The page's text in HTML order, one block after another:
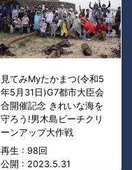
見てみMyたかまつ(令和5
年5月31日)G7都市大臣会
合開催記念 きれいな海を
守ろう!男木島ビーチクリ
ーンアップ大作戦
再生 : 98回
公開 : 2023.5.31